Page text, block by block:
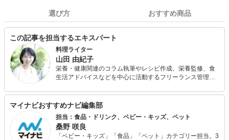
選び方 おすすめ商品
この記事を担当するエキスパート
料理ライター
山田 由紀子
栄養・健康関連のコラム執筆やレシピ作成、栄養監修、食
生活アドバイスなどを中心に活動するフリーランス管理栄
の献立作成、給食管理を行う。その後、病院で栄養管理、
栄養指導、調理などの業務に従事。在職中に管理栄養士免
許を取得。 出産を機にフリーに転向し、保健センターなど
で栄養指導・食事相談を行うほか、料理教室や発酵食づく
りのワークショップを主催。
マイナビおすすめナビ編集部
担当：食品・ドリンク、ベビー・キッズ、ペット
桑野 咲良
「ベビー・キッズ」「食品」「ペット」カテゴリー担当。3